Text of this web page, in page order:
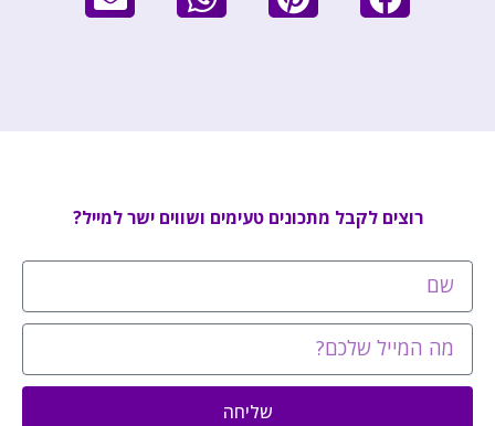
רוצים לקבל מתכונים טעימים ושווים ישר למייל?
שליחה